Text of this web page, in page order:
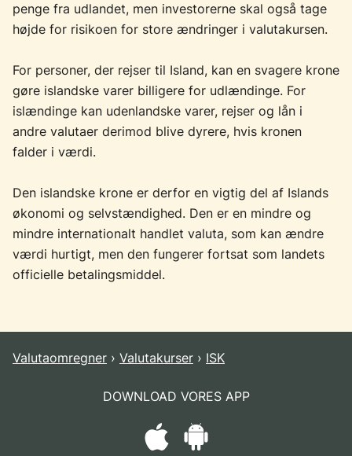
penge fra udlandet, men investorerne skal også tage
højde for risikoen for store ændringer i valutakursen.
For personer, der rejser til Island, kan en svagere krone
gøre islandske varer billigere for udlændinge. For
islændinge kan udenlandske varer, rejser og lån i
andre valutaer derimod blive dyrere, hvis kronen
falder i værdi.
Den islandske krone er derfor en vigtig del af Islands
økonomi og selvstændighed. Den er en mindre og
mindre internationalt handlet valuta, som kan ændre
værdi hurtigt, men den fungerer fortsat som landets
officielle betalingsmiddel.
Valutaomregner Valutakurser ISK
DOWNLOAD VORES APP